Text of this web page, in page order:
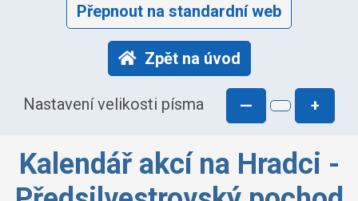
Přepnout na standardní web
Zpět na úvod
Nastavení velikosti písma — +
Kalendář akcí na Hradci -